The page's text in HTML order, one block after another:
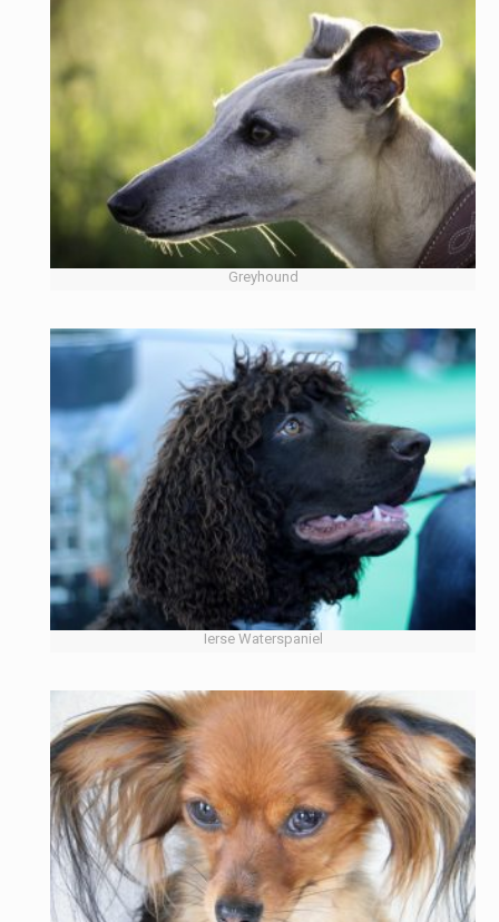
Greyhound
Ierse Waterspaniel